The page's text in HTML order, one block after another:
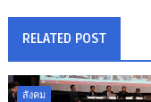
RELATED POST
สังคม